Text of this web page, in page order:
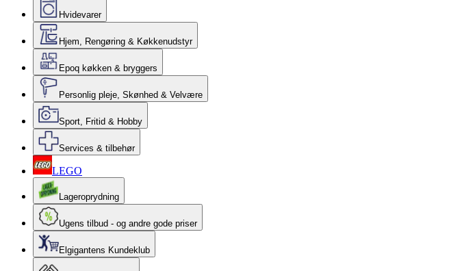
Hvidevarer
Hjem, Rengøring & Køkkenudstyr
Epoq køkken & bryggers
Personlig pleje, Skønhed & Velvære
Sport, Fritid & Hobby
Services & tilbehør
LEGO
Lageroprydning
Ugens tilbud - og andre gode priser
Elgigantens Kundeklub